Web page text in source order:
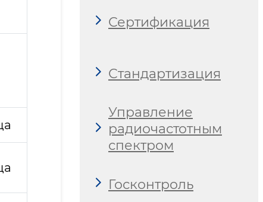
Сертификация
Стандартизация
Управление
радиочастотным
спектром
Госконтроль